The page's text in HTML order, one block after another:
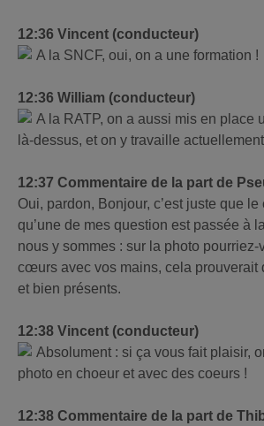
12:36 Vincent (conducteur)
A la SNCF, oui, on a une formation !
12:36 William (conducteur)
A la RATP, on a aussi mis en place
là-dessus, et on y travaille
12:37 Commentaire de la part de
Oui, pardon, Bonjour, c’est juste que le
qu’une de mes question est passée à
nous y sommes : sur la photo pourriez-
cœurs avec vos mains, cela prouverait
et bien présents.
12:38 Vincent (conducteur)
Absolument : si ça vous fait plaisir,
photo en choeur et avec des coeurs !
12:38 Commentaire de la part de